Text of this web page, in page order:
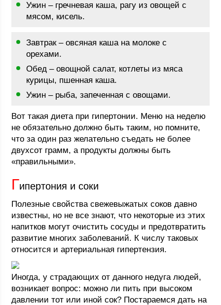
Ужин – гречневая каша, рагу из овощей с
мясом, кисель.
Завтрак – овсяная каша на молоке с
орехами.
Обед – овощной салат, котлеты из мяса
курицы, пшенная каша.
Ужин – рыба, запеченная с овощами.
Вот такая диета при гипертонии. Меню на неделю
не обязательно должно быть таким, но помните,
что за один раз желательно съедать не более
двухсот грамм, а продукты должны быть
«правильными».
Гипертония и соки
Полезные свойства свежевыжатых соков давно
известны, но не все знают, что некоторые из этих
напитков могут очистить сосуды и предотвратить
развитие многих заболеваний. К числу таковых
относится и артериальная гипертензия.
Иногда, у страдающих от данного недуга людей,
возникает вопрос: можно ли пить при высоком
давлении тот или иной сок? Постараемся дать на